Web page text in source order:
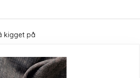
kigget på